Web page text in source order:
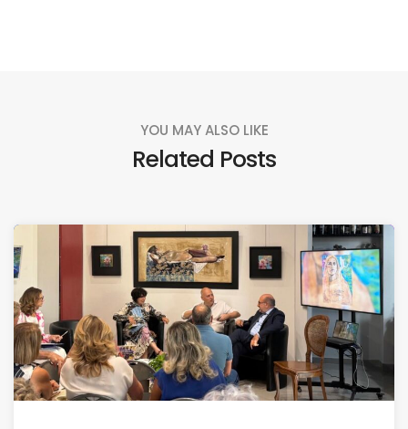
YOU MAY ALSO LIKE
Related Posts